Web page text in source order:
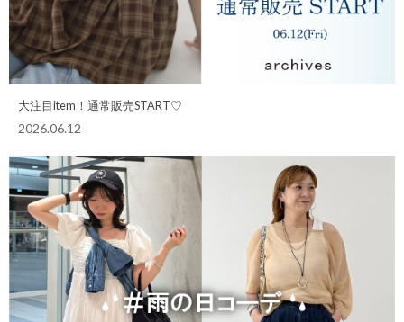
大注目item！通常販売START♡
2026.06.12